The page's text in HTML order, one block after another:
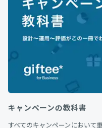
キャンペーンの教科書
すべてのキャンペーンにおいて